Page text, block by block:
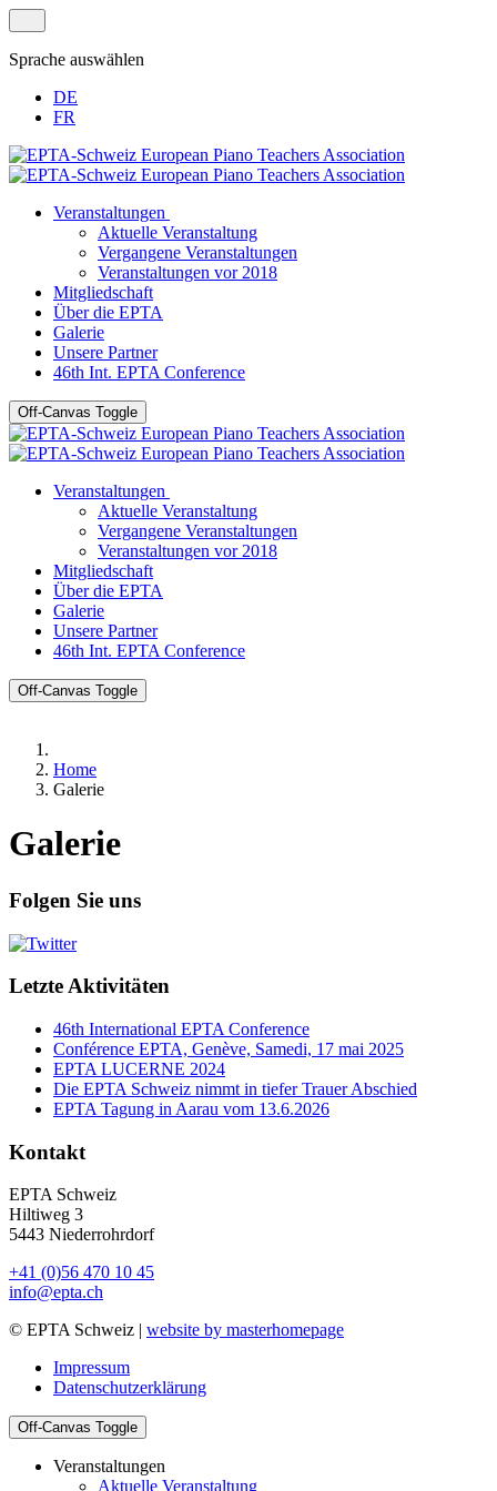
Sprache auswählen
DE
FR
Veranstaltungen
Aktuelle Veranstaltung
Vergangene Veranstaltungen
Veranstaltungen vor 2018
Mitgliedschaft
Über die EPTA
Galerie
Unsere Partner
46th Int. EPTA Conference
Off-Canvas Toggle
Veranstaltungen
Aktuelle Veranstaltung
Vergangene Veranstaltungen
Veranstaltungen vor 2018
Mitgliedschaft
Über die EPTA
Galerie
Unsere Partner
46th Int. EPTA Conference
Off-Canvas Toggle
Home
Galerie
Galerie
Folgen Sie uns
Letzte Aktivitäten
46th International EPTA Conference
Conférence EPTA, Genève, Samedi, 17 mai 2025
EPTA LUCERNE 2024
Die EPTA Schweiz nimmt in tiefer Trauer Abschied
EPTA Tagung in Aarau vom 13.6.2026
Kontakt
EPTA Schweiz
Hiltiweg 3
5443 Niederrohrdorf
+41 (0)56 470 10 45
info@epta.ch
© EPTA Schweiz | website by masterhomepage
Impressum
Datenschutzerklärung
Off-Canvas Toggle
Veranstaltungen
Aktuelle Veranstaltung